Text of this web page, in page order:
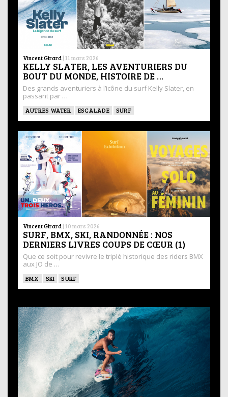
Vincent Girard | 11 mars 2026
KELLY SLATER, LES AVENTURIERS DU
BOUT DU MONDE, HISTOIRE DE …
Des grands aventuriers à l’icône du surf Kelly Slater, en
passant par …
AUTRES WATER ESCALADE SURF
Vincent Girard | 10 mars 2026
SURF, BMX, SKI, RANDONNÉE : NOS
DERNIERS LIVRES COUPS DE CŒUR (1)
Que ce soit pour revivre le triplé historique des riders BMX
aux JO de …
BMX SKI SURF